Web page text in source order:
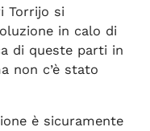
Torrijo si
in calo di
di queste parti in
non c’è stato
è sicuramente